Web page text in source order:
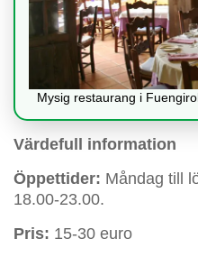
Mysig restaurang i
Värdefull information
Öppettider: Måndag till
18.00-23.00.
Pris: 15-30 euro